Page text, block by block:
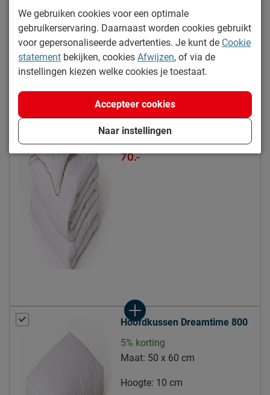
Vulgewicht
616+924
Weeftechniek
platbinding
Stikselwijze tijk
carré
Anti allergie
Ja
Anti huisstofmijt
Nee
Koppelbaar
medium
Materiaal
Type dekbed
Materiaal vulling
Materiaal tijk
Drooginstructies
drogen alleen op lage
temperatuur
Goed om te weten
Garantie
voorwaarden
Bekijk meer specificaties
Perfecte slaapcombinaties
Combineer bijpassende producten voor een nog betere
nachtrust én geniet van extra voordeel
synthetisch
70.-
Hoofdkussen Dreamtime 800
5% korting
Maat: 50 x 60 cm
Hoogte: 10 cm
We gebruiken cookies voor een optimale
gebruikerservaring. Daarnaast worden cookies gebruikt
voor gepersonaliseerde advertenties. Je kunt de Cookie
statement bekijken, cookies Afwijzen, of via de
instellingen kiezen welke cookies je toestaat.
Naar instellingen
Accepteer cookies